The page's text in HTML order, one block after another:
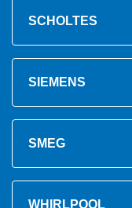
SCHOLTES
SIEMENS
SMEG
WHIRLPOOL